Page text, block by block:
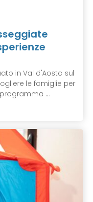
in Val d'Aosta sul
le famiglie per
...